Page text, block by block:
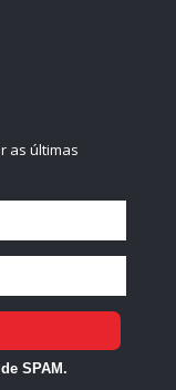
as últimas
SPAM.